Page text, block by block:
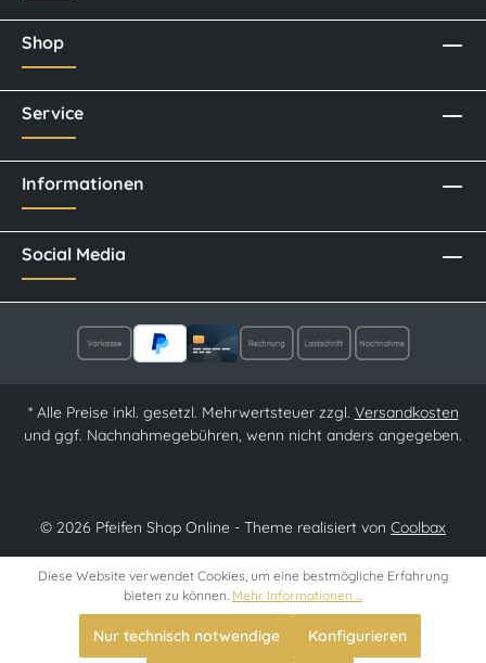
Social Media
Shop
Service
Informationen
* Alle Preise inkl. gesetzl. Mehrwertsteuer zzgl. Versandkosten
und ggf. Nachnahmegebühren, wenn nicht anders angegeben.
© 2026 Pfeifen Shop Online - Theme realisiert von Coolbax
Diese Website verwendet Cookies, um eine bestmögliche Erfahrung
bieten zu können. Mehr Informationen ...
Nur technisch notwendige Konfigurieren